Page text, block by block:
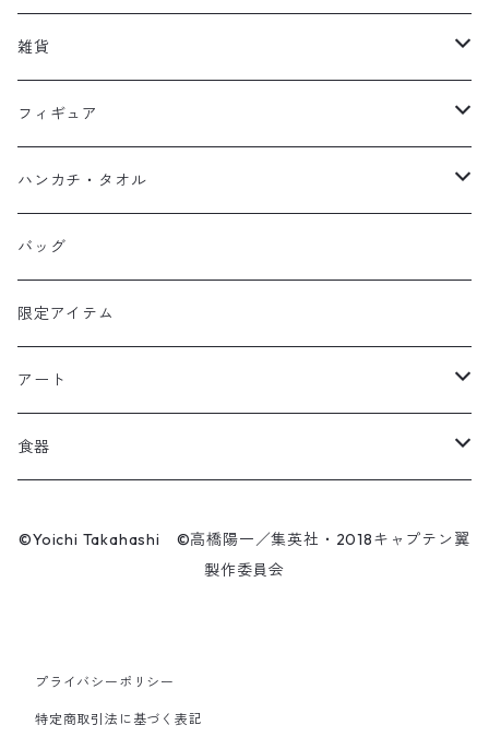
フーディー
スウェット
大人
フーディー
スウェット
マスク
ビーニー / キャップ
大空翼
岬太郎
若林源三
日向小次郎
カール・ハインツ・シュナイダー
肖俊光
飛翔
ファーラン・コンサワット
雑貨
クッション
マグネット
缶バッジ
カーシェード
フォームローラー
こけし
マスク
フィギュア
HKDSTOY
UDF
POP UP PARADE
ハンカチ・タオル
手ぬぐい
タオル
バッグ
限定アイテム
アート
エアーアクリル
食器
©Yoichi Takahashi ©高橋陽一／集英社・2018キャプテン翼
製作委員会
プライバシーポリシー
特定商取引法に基づく表記